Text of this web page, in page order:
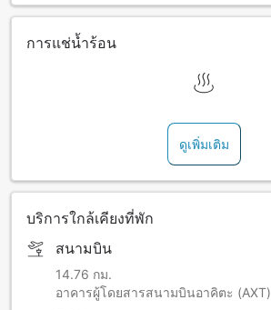
การแช่น้ำร้อน
ดูเพิ่มเติม
บริการใกล้เคียงที่พัก
สนามบิน
14.76 กม.
อาคารผู้โดยสารสนามบินอาคิตะ (AXT)